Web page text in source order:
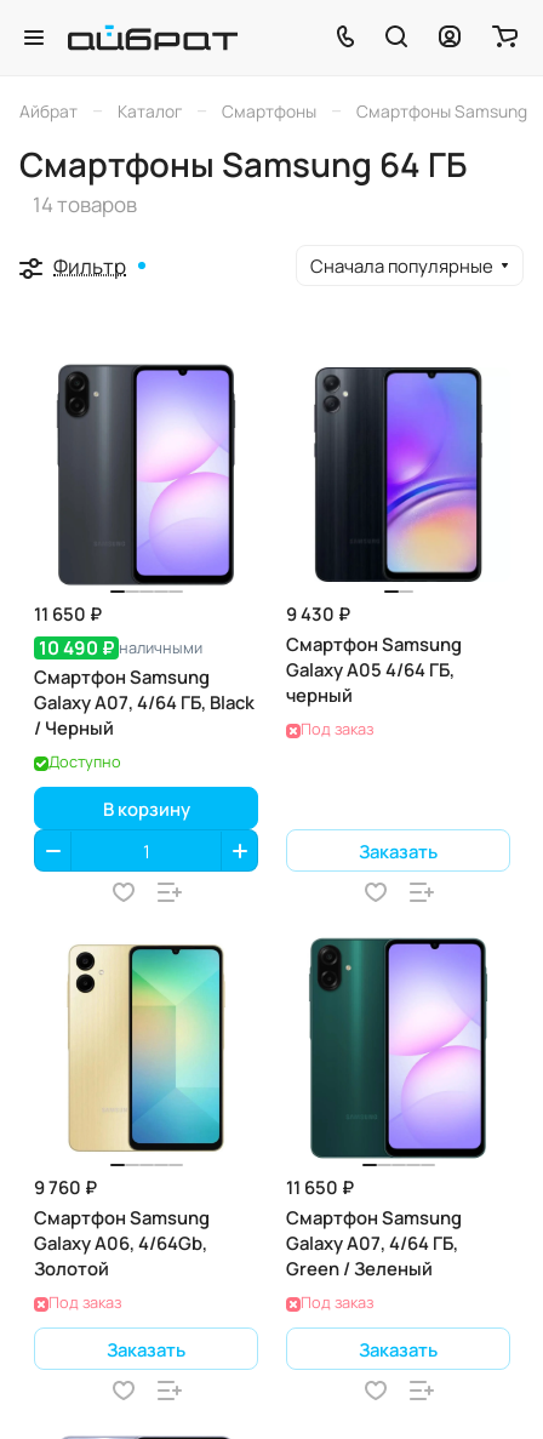
Айбрат – Каталог – Смартфоны – Смартфоны Samsung
Смартфоны Samsung 64 ГБ
14 товаров
Фильтр Сначала популярные
11 650 ₽
10 490 ₽ наличными
Смартфон Samsung
Galaxy A07, 4/64 ГБ, Black
/ Черный
Доступно
В корзину
9 430 ₽
Смартфон Samsung
Galaxy A05 4/64 ГБ,
черный
Под заказ
Заказать
9 760 ₽
Смартфон Samsung
Galaxy A06, 4/64Gb,
Золотой
Под заказ
Заказать
11 650 ₽
Смартфон Samsung
Galaxy A07, 4/64 ГБ,
Green / Зеленый
Под заказ
Заказать